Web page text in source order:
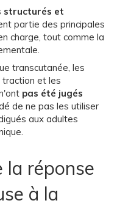
structurés et
partie des principales
charge, tout comme la
transcutanée, les
traction et les
pas été jugés
de ne pas les utiliser
aux adultes
la réponse
à la